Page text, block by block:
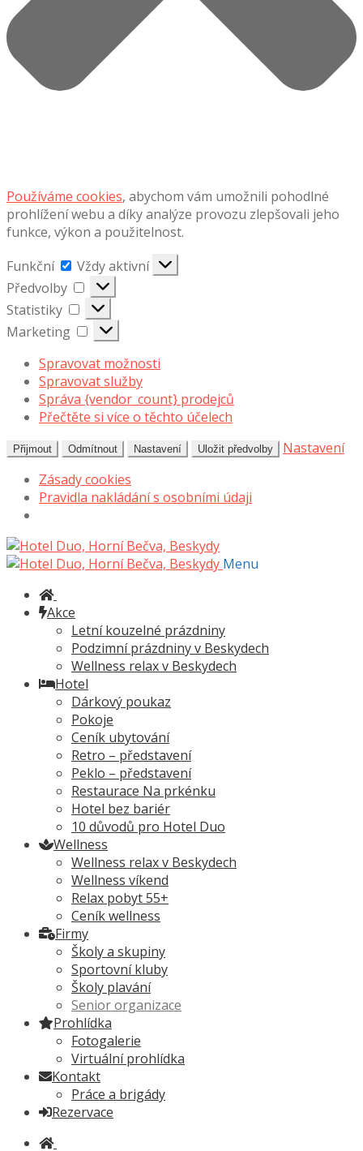
Používáme cookies, abychom vám umožnili pohodlné
prohlížení webu a díky analýze provozu zlepšovali jeho
funkce, výkon a použitelnost.
Funkční
Funkční
Vždy aktivní
Předvolby
Předvolby
Statistiky
Statistiky
Marketing
Marketing
Spravovat možnosti
Spravovat služby
Správa {vendor_count} prodejců
Přečtěte si více o těchto účelech
Přijmout Odmítnout Nastavení Uložit předvolby
Nastavení
Zásady cookies
Pravidla nakládání s osobními údaji
Přeskočit
na
Přejít
k
webu
Menu
Akce
Letní kouzelné prázdniny
Podzimní prázdniny v Beskydech
Wellness relax v Beskydech
Hotel
Dárkový poukaz
Pokoje
Ceník ubytování
Retro – představení
Peklo – představení
Restaurace Na prkénku
Hotel bez bariér
10 důvodů pro Hotel Duo
Wellness
Wellness relax v Beskydech
Wellness víkend
Relax pobyt 55+
Ceník wellness
Firmy
Školy a skupiny
Sportovní kluby
Školy plavání
Senior organizace
Prohlídka
Fotogalerie
Virtuální prohlídka
Kontakt
Práce a brigády
Rezervace